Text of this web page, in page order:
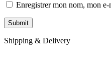
Enregistrer mon nom, mon
Shipping & Delivery